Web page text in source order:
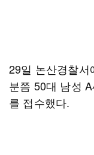
29일 논산경찰
분쯤 50대 남성
를 접수했다.